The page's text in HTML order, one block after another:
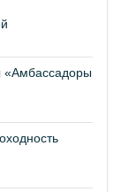
«Амбассадоры